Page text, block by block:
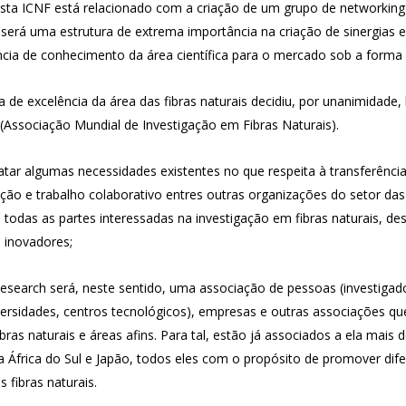
ICNF está relacionado com a criação de um grupo de
uma estrutura de extrema importância na criação de
de conhecimento da área científica para o mercado sob a
excelência da área das fibras naturais decidiu, por
Mundial de Investigação em Fibras Naturais).
algumas necessidades existentes no que respeita à
e trabalho colaborativo entres outras organizações do setor
as partes interessadas na investigação em fibras naturais,
será, neste sentido, uma associação de pessoas
centros tecnológicos), empresas e outras associações
naturais e áreas afins. Para tal, estão já associados a ela mais
África do Sul e Japão, todos eles com o propósito de promover
fibras naturais.